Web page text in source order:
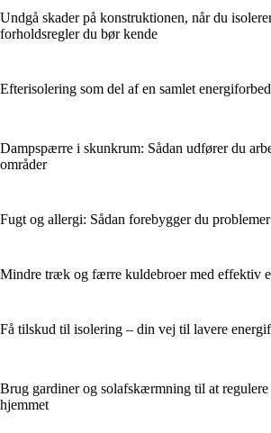
Undgå skader på konstruktionen, når du
forholdsregler du bør kende
Efterisolering som del af en samlet
Dampspærre i skunkrum: Sådan udfører du
områder
Fugt og allergi: Sådan forebygger du
Mindre træk og færre kuldebroer med effektiv
Få tilskud til isolering – din vej til lavere
Brug gardiner og solafskærmning til at regulere
hjemmet